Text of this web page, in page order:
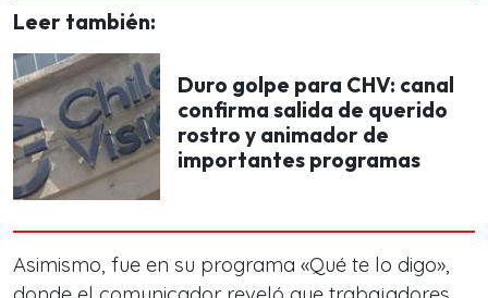
Leer también:
Duro golpe para CHV: canal
confirma salida de querido
rostro y animador de
importantes programas
Asimismo, fue en su programa «Qué te lo digo»,